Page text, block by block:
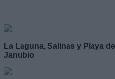
La Laguna, Salinas y Playa de
Janubio